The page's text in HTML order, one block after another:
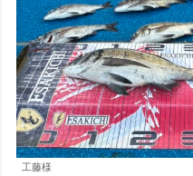
工藤様